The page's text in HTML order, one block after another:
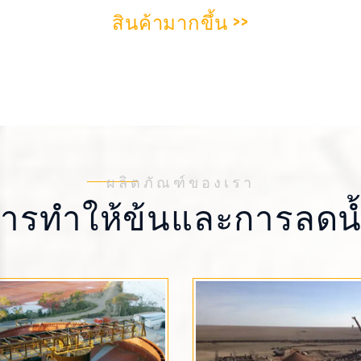
สินค้ามากขึ้น >>
ผลิตภัณฑ์ของเรา
รทำให้ข้นและการลด